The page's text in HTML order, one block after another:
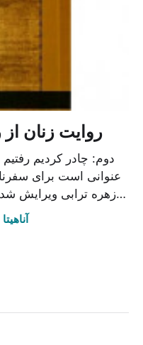
روایت زنان
دوم: چادر کردیم
عنوانی است برای
زهره ترابی ویرایش شده ‌است. این کتاب در زمستان ۹۷…